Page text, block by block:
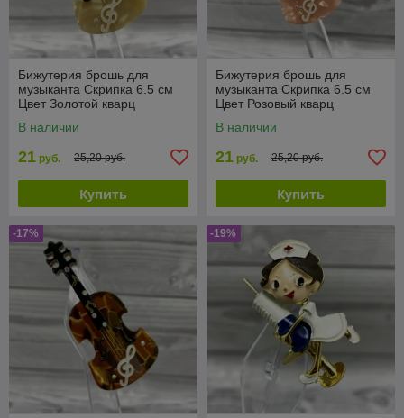
Бижутерия брошь для
музыканта Скрипка 6.5 см
Цвет Золотой кварц
В наличии
21 руб. 25,20 руб.
Купить
Бижутерия брошь для
музыканта Скрипка 6.5 см
Цвет Розовый кварц
В наличии
21 руб. 25,20 руб.
Купить
-17% -19%